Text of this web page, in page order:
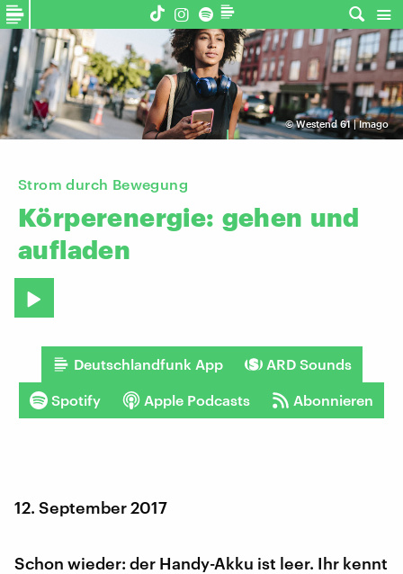
©Westend 61 | Imago
Strom durch Bewegung
Körperenergie: gehen und
aufladen
Deutschlandfunk App ARD Sounds
Spotify Apple Podcasts Abonnieren
12. September 2017
Schon wieder: der Handy-Akku ist leer. Ihr kennt